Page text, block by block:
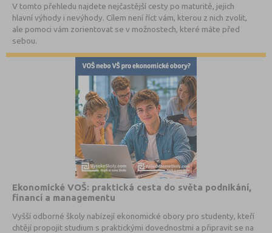
V tomto přehledu najdete nejčastější cesty po maturitě, jejich
hlavní výhody i nevýhody. Cílem není říct vám, kterou z nich zvolit,
ale pomoci vám zorientovat se v možnostech, které máte před
sebou.
Ekonomické VOŠ: praktická cesta do světa podnikání,
financí a managementu
Vyšší odborné školy nabízejí ekonomické obory pro studenty, kteří
chtějí propojit studium s praktickými dovednostmi a připravit se na